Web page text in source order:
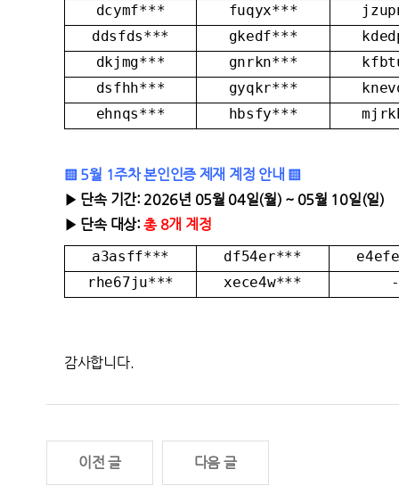
dcymf***
fuqyx***
ddsfds***
gkedf***
dkjmg***
gnrkn***
dsfhh***
gyqkr***
ehnqs***
hbsfy***
▒ 5월 1주차 본인인증 제재 계정 안내 ▒
▶ 단속 기간: 2026년 05월 04일(월) ~ 05월 10일(일)
▶ 단속 대상:총 8개 계정
a3asff***
df54er***
rhe67ju***
xece4w*** -
감사합니다.
이전 글 다음 글